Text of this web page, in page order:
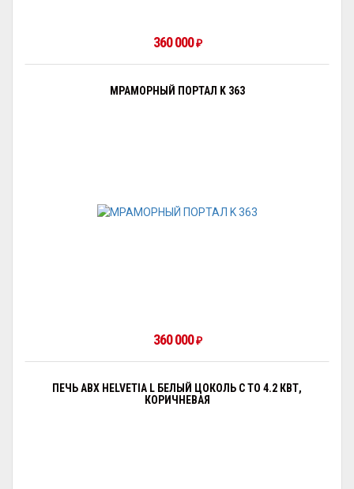
360 000₽
МРАМОРНЫЙ ПОРТАЛ K 363
360 000₽
ПЕЧЬ ABX HELVETIA L БЕЛЫЙ ЦОКОЛЬ С ТО 4.2 КВТ,
КОРИЧНЕВАЯ